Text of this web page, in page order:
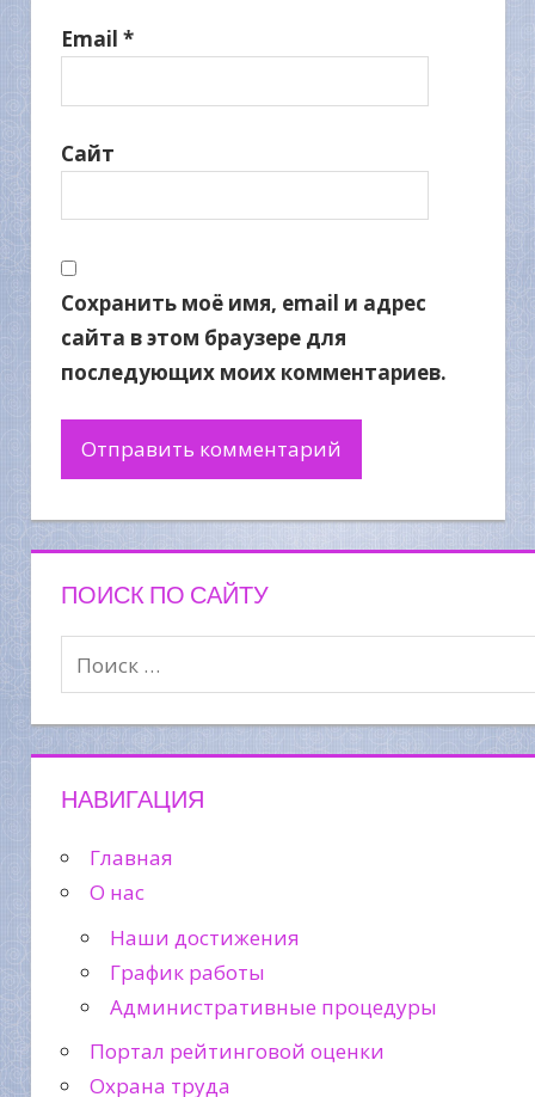
Email *
Сайт
Сохранить моё имя, email и адрес
сайта в этом браузере для
последующих моих комментариев.
ПОИСК ПО САЙТУ
НАВИГАЦИЯ
Главная
О нас
Наши достижения
График работы
Административные процедуры
Портал рейтинговой оценки
Охрана труда